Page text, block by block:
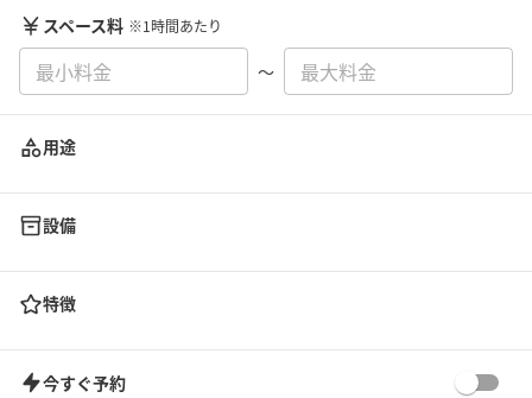
スペース料 ※1時間あたり
〜
用途
設備
特徴
今すぐ予約